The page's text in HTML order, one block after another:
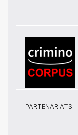
PARTENARIATS